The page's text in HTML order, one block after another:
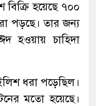
হয়েছে ৭০০
পড়ছে। তার জন্য
হওয়ায় চাহিদা
ধরা পড়েছিল।
মতো হয়েছে।